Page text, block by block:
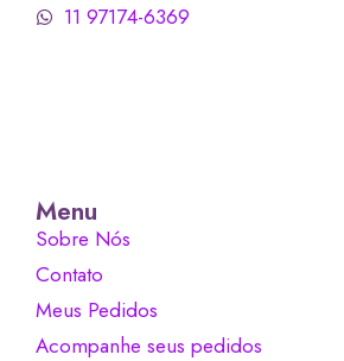
11 97174-6369
Menu
Sobre Nós
Contato
Meus Pedidos
Acompanhe seus pedidos